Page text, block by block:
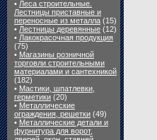
• Леса строительные.
Лестницы приставные и
переносные из металла (15)
• Лестницы деревянные (12)
• Лакокрасочная продукция
(75)
• Магазины розничной
торговли строительными
материалами и сантехникой
(182)
• Мастики, шпатлевки,
герметики (20)
• Металлические
ограждения, решетки (49)
• Металлические детали и
фурнитура для ворот,